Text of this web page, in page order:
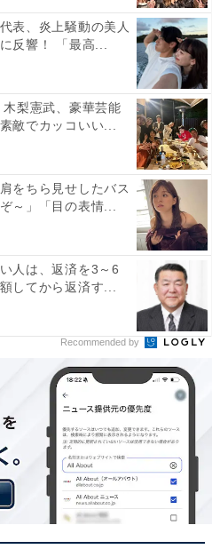
表、炎上騒動の美人
反響！ 「最高...
梨憲武、豪華芸能
敵でカッコいい...
をちら見せしたバス
～」「目の表情...
人は、返済を3～6
してから返済す...
Recommended by